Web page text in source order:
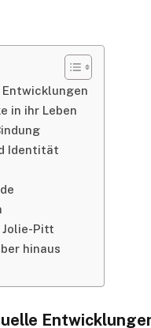
in ihr Leben
Identität
Pitt
hinaus